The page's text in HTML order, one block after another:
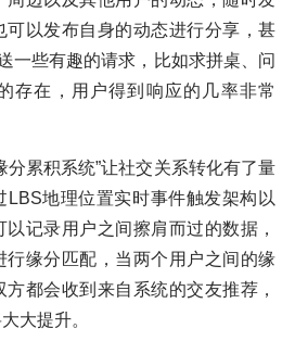
可以发布自身的动态进行分享，甚
一些有趣的请求，比如求拼桌、问
存在，用户得到响应的几率非常
分累积系统”让社交关系转化有了量
LBS地理位置实时事件触发架构以
记录用户之间擦肩而过的数据，
行缘分匹配，当两个用户之间的缘
都会收到来自系统的交友推荐，
大提升。